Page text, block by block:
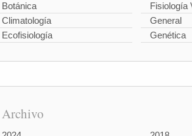
Botánica
Climatología
Ecofisiología
Fisiología
General
Genética
Archivo